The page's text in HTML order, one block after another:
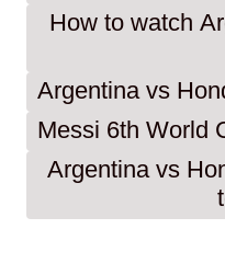
How to watch
Argentina vs
Messi 6th World
Argentina vs